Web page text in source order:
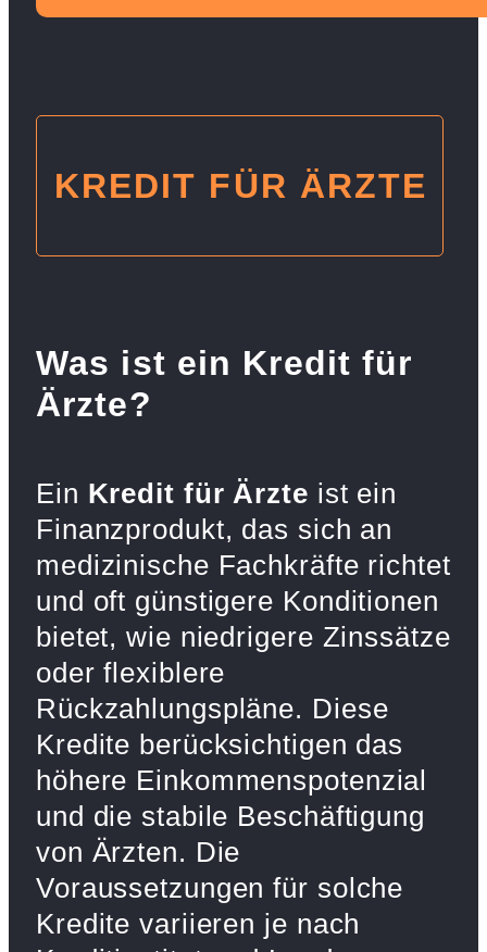
KREDIT FÜR ÄRZTE
Was ist ein Kredit für
Ärzte?
Ein Kredit für Ärzte ist ein
Finanzprodukt, das sich an
medizinische Fachkräfte richtet
und oft günstigere Konditionen
bietet, wie niedrigere Zinssätze
oder flexiblere
Rückzahlungspläne. Diese
Kredite berücksichtigen das
höhere Einkommenspotenzial
und die stabile Beschäftigung
von Ärzten. Die
Voraussetzungen für solche
Kredite variieren je nach